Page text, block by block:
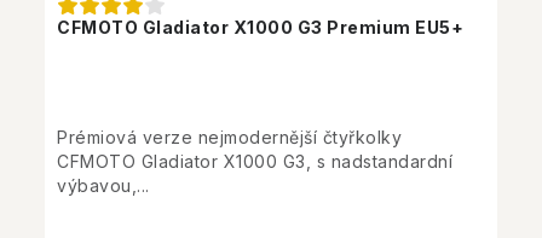
CFMOTO Gladiator X1000 G3 Premium EU5+
Prémiová verze nejmodernější čtyřkolky
CFMOTO Gladiator X1000 G3, s nadstandardní
výbavou,...